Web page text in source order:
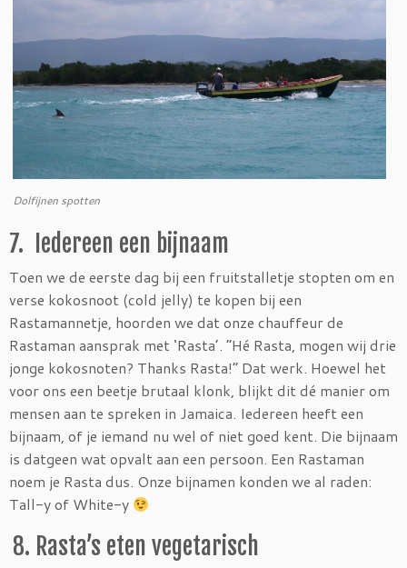
Dolfijnen spotten
7. Iedereen een bijnaam
Toen we de eerste dag bij een fruitstalletje stopten om en
verse kokosnoot (cold jelly) te kopen bij een
Rastamannetje, hoorden we dat onze chauffeur de
Rastaman aansprak met ‘Rasta’. “Hé Rasta, mogen wij drie
jonge kokosnoten? Thanks Rasta!” Dat werk. Hoewel het
voor ons een beetje brutaal klonk, blijkt dit dé manier om
mensen aan te spreken in Jamaica. Iedereen heeft een
bijnaam, of je iemand nu wel of niet goed kent. Die bijnaam
is datgeen wat opvalt aan een persoon. Een Rastaman
noem je Rasta dus. Onze bijnamen konden we al raden:
Tall-y of White-y
8. Rasta’s eten vegetarisch